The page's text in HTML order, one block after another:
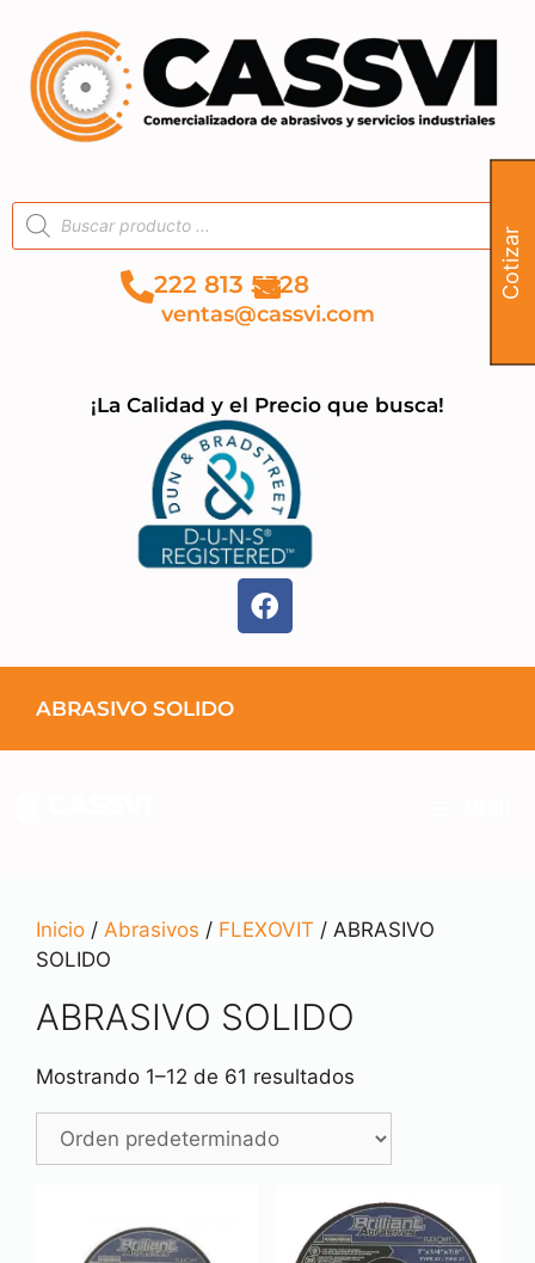
222 813 5328
¡La Calidad y el Precio que busca!
ventas@cassvi.com
ABRASIVO SOLIDO
Inicio / Abrasivos / FLEXOVIT / ABRASIVO
SOLIDO
ABRASIVO SOLIDO
Mostrando 1–12 de 61 resultados
Cotizar